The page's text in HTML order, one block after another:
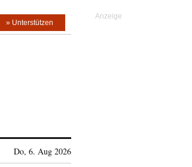
» Unterstützen
Do, 6. Aug 2026